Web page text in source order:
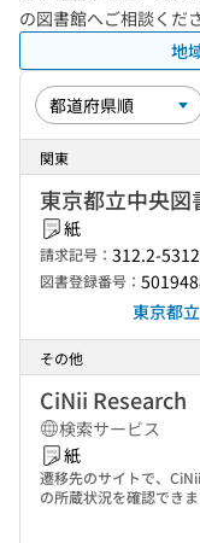
の図書館へご相談くだ
地
関東
東京都立中央図
紙
請求記号： 312.2-
図書登録番号：
東京都
その他
CiNii Research
検索サービス
紙
遷移先のサイトで、
の所蔵状況を確認できま